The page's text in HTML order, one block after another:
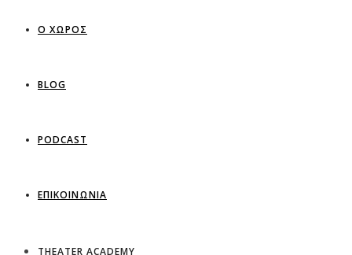
Ο ΧΩΡΟΣ
BLOG
PODCAST
ΕΠΙΚΟΙΝΩΝΙΑ
THEATER ACADEMY